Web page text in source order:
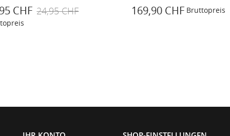
CHFBruttopreis 17,90 CHF Bruttopreis